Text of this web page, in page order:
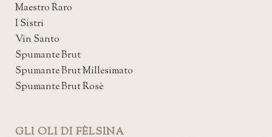
Maestro Raro
I Sistri
Vin Santo
Spumante Brut
Spumante Brut Millesimato
Spumante Brut Rosè
GLI OLI DI FÈLSINA